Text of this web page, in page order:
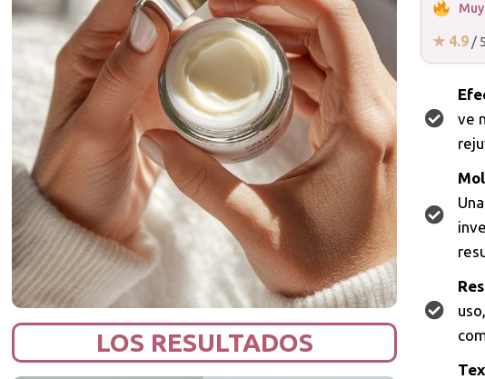
LOS RESULTADOS
★ 4.9 /
ve